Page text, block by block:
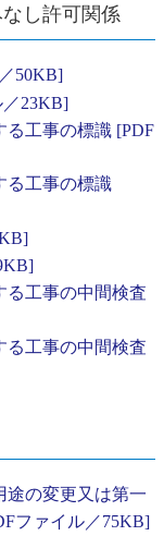
し許可関係
50KB]
／23KB]
る工事の標識 [PDF
る工事の標識
る工事の中間検査
る工事の中間検査
途の変更又は第一
ファイル／75KB]